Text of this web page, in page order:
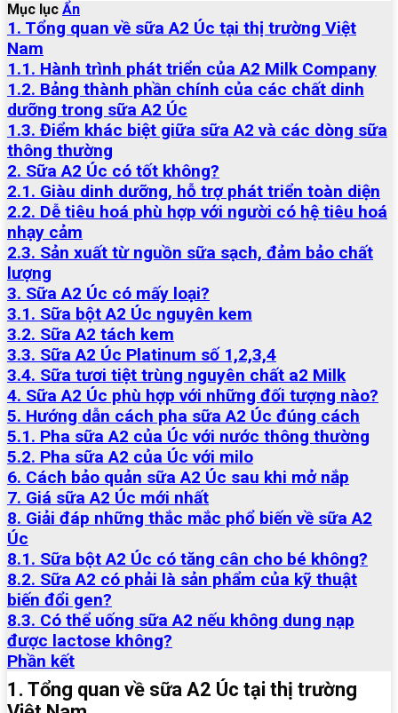
Mục lục Ẩn
1. Tổng quan về sữa A2 Úc tại thị trường Việt
Nam
1.1. Hành trình phát triển của A2 Milk Company
1.2. Bảng thành phần chính của các chất dinh
dưỡng trong sữa A2 Úc
1.3. Điểm khác biệt giữa sữa A2 và các dòng sữa
thông thường
2. Sữa A2 Úc có tốt không?
2.1. Giàu dinh dưỡng, hỗ trợ phát triển toàn diện
2.2. Dễ tiêu hoá phù hợp với người có hệ tiêu hoá
nhạy cảm
2.3. Sản xuất từ nguồn sữa sạch, đảm bảo chất
lượng
3. Sữa A2 Úc có mấy loại?
3.1. Sữa bột A2 Úc nguyên kem
3.2. Sữa A2 tách kem
3.3. Sữa A2 Úc Platinum số 1,2,3,4
3.4. Sữa tươi tiệt trùng nguyên chất a2 Milk
4. Sữa A2 Úc phù hợp với những đối tượng nào?
5. Hướng dẫn cách pha sữa A2 Úc đúng cách
5.1. Pha sữa A2 của Úc với nước thông thường
5.2. Pha sữa A2 của Úc với milo
6. Cách bảo quản sữa A2 Úc sau khi mở nắp
7. Giá sữa A2 Úc mới nhất
8. Giải đáp những thắc mắc phổ biến về sữa A2
Úc
8.1. Sữa bột A2 Úc có tăng cân cho bé không?
8.2. Sữa A2 có phải là sản phẩm của kỹ thuật
biến đổi gen?
8.3. Có thể uống sữa A2 nếu không dung nạp
được lactose không?
Phần kết
1. Tổng quan về sữa A2 Úc tại thị trường